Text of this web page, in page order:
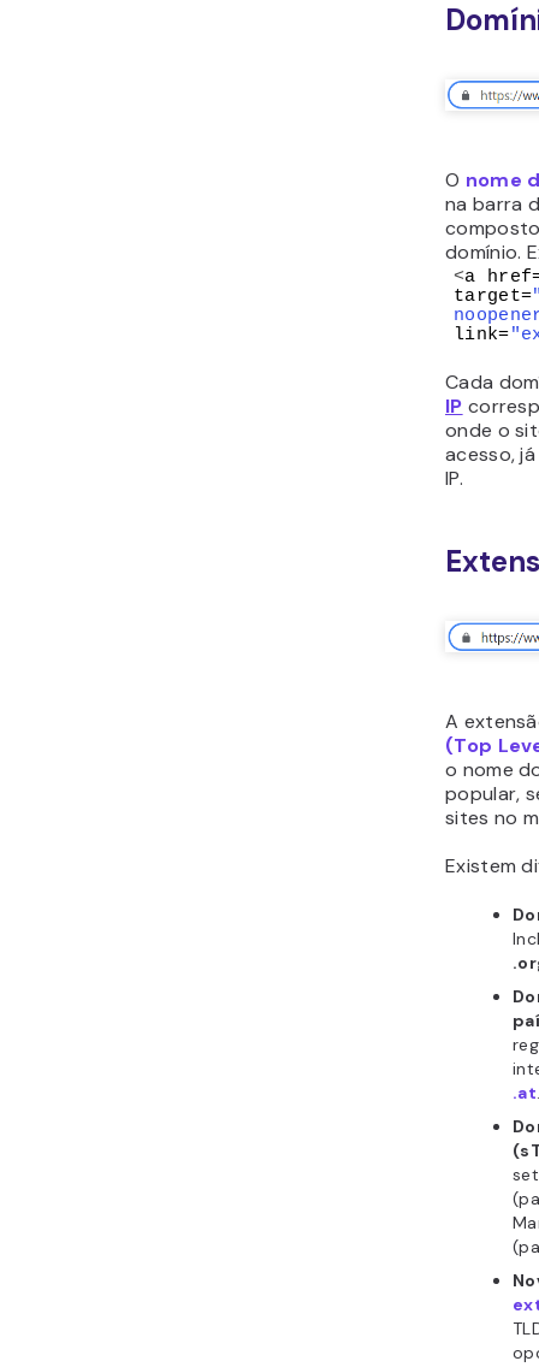
O nome
na barra
domínio.
<a
target=
link=
Cada
IP
onde o
acesso,
IP.
A
(Top
o nome
popular,
sites no
Existem
.at